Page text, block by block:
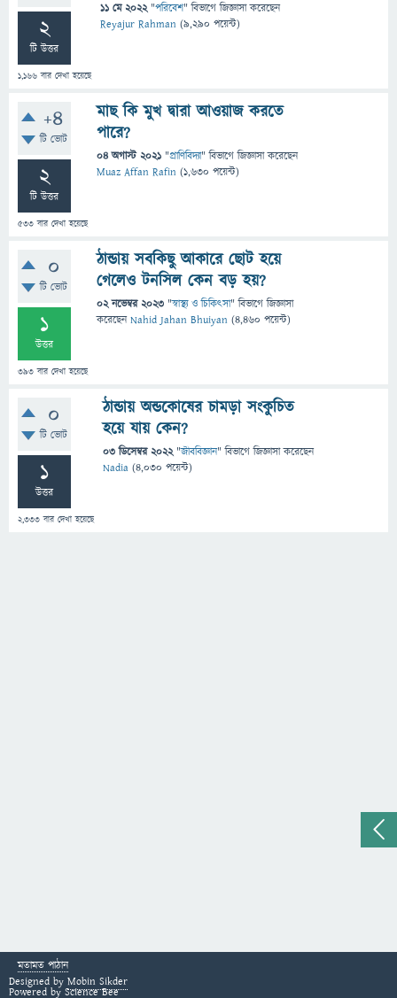
2
টি উত্তর
1,166 বার দেখা হয়েছে
11 মে 2022 "পরিবেশ" বিভাগে জিজ্ঞাসাকরেছেন
Reyajur Rahman (9,290 পয়েন্ট)
+4
টি ভোট
2
টি উত্তর
533 বার দেখা হয়েছে
মাছ কি মুখ দ্বারা আওয়াজ করতে
পারে?
04 অগাস্ট 2021 "প্রাণিবিদ্যা" বিভাগে জিজ্ঞাসাকরেছেন
Muaz Affan Rafin (1,630 পয়েন্ট)
0
টি ভোট
1
উত্তর
393 বার দেখা হয়েছে
ঠান্ডায় সবকিছু আকারে ছোট হয়ে
গেলেও টনসিল কেন বড় হয়?
02 নভেম্বর 2023 "স্বাস্থ্য ও চিকিৎসা" বিভাগে জিজ্ঞাসা
করেছেনNahid Jahan Bhuiyan (4,460 পয়েন্ট)
0
টি ভোট
1
উত্তর
2,333 বার দেখা হয়েছে
ঠান্ডায় অন্ডকোষের চামড়া সংকুচিত
হয়ে যায় কেন?
03 ডিসেম্বর 2022 "জীববিজ্ঞান" বিভাগে জিজ্ঞাসাকরেছেন
Nadia (4,030 পয়েন্ট)
মতামত পাঠান
Designed by Mobin Sikder
Powered by Science Bee